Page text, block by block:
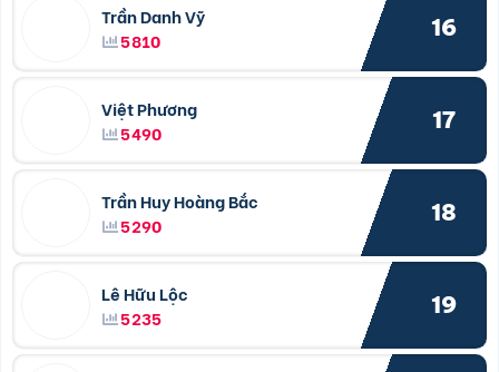
Trần Danh Vỹ
5810
16
Việt Phương
5490
17
Trần Huy Hoàng Bắc
5290
18
Lê Hữu Lộc
5235
19